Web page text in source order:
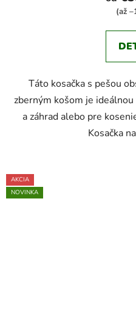
(až
Táto kosačka s pešou
zberným košom je
a záhrad alebo pre
Kosačka
AKCIA
NOVINKA